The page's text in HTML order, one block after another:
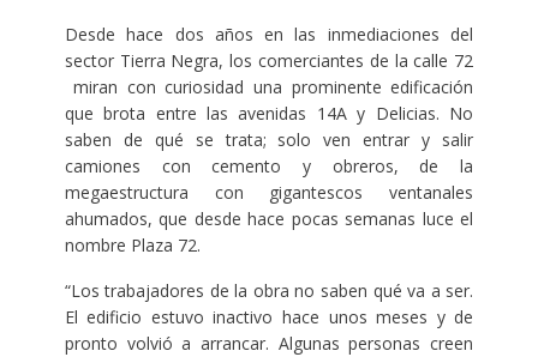
Desde hace dos años en las inmediaciones del
sector Tierra Negra, los comerciantes de la calle 72
miran con curiosidad una prominente edificación
que brota entre las avenidas 14A y Delicias. No
saben de qué se trata; solo ven entrar y salir
camiones con cemento y obreros, de la
megaestructura con gigantescos ventanales
ahumados, que desde hace pocas semanas luce el
nombre Plaza 72.
“Los trabajadores de la obra no saben qué va a ser.
El edificio estuvo inactivo hace unos meses y de
pronto volvió a arrancar. Algunas personas creen